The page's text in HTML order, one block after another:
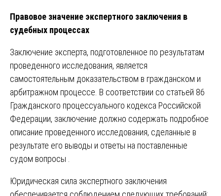
Правовое значение экспертного заключения в
судебных процессах
Заключение эксперта, подготовленное по результатам
проведенного исследования, является
самостоятельным доказательством в гражданском и
арбитражном процессе. В соответствии со статьей 86
Гражданского процессуального кодекса Российской
Федерации, заключение должно содержать подробное
описание проведенного исследования, сделанные в
результате его выводы и ответы на поставленные
судом вопросы .
Юридическая сила экспертного заключения